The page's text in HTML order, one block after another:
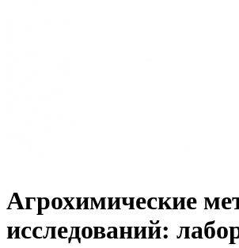
Агрохимические
исследований: